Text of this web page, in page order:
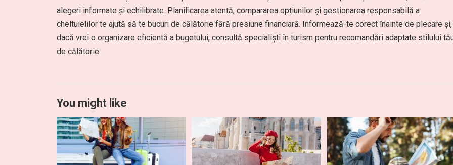
alegeri informate și echilibrate. Planificarea atentă, compararea opțiunilor și gestionarea responsabilă a
cheltuielilor te ajută să te bucuri de călătorie fără presiune financiară. Informează-te corect înainte de plecare și,
dacă vrei o organizare eficientă a bugetului, consultă specialiști în turism pentru recomandări adaptate stilului
de călătorie.
You might like